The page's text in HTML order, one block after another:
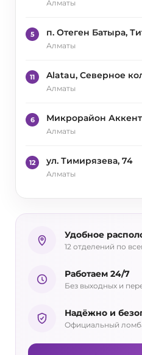
Алматы
5 п. Отеген Батыра,
Алматы
11 Alatau, Северное
Алматы
6 Микрорайон
Алматы
12 ул. Тимирязева, 74
Алматы
Удобное
12 отделений по
Работаем 24/7
Без выходных и
Надёжно и
Официальный